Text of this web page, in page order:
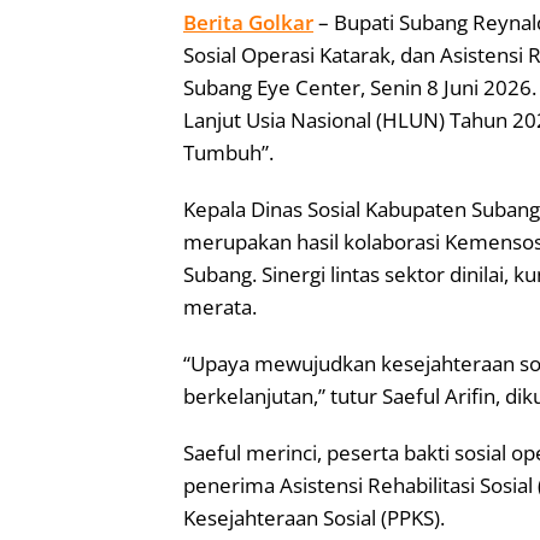
Berita Golkar– Bupati Subang
Sosial Operasi Katarak, dan Asistensi
Subang Eye Center, Senin 8 Juni
Lanjut Usia Nasional (HLUN) Tahun
Tumbuh”.
Kepala Dinas Sosial Kabupaten
merupakan hasil kolaborasi
Subang. Sinergi lintas sektor dinilai,
merata.
“Upaya mewujudkan kesejahteraan
berkelanjutan,” tutur Saeful Arifin,
Saeful merinci, peserta bakti sosial
penerima Asistensi Rehabilitasi
Kesejahteraan Sosial (PPKS).